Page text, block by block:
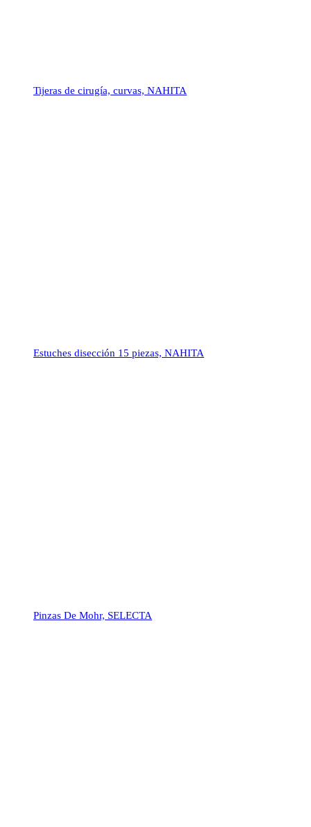
Tijeras de cirugía, curvas, NAHITA
Estuches disección 15 piezas, NAHITA
Pinzas De Mohr, SELECTA